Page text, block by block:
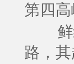
第四
路，